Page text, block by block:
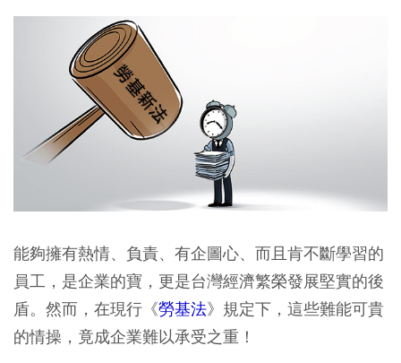
能夠擁有熱情、負責、有企圖心、而且肯不斷學習的
員工，是企業的寶，更是台灣經濟繁榮發展堅實的後
盾。然而，在現行《勞基法》規定下，這些難能可貴
的情操，竟成企業難以承受之重！